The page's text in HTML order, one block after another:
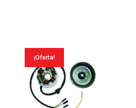
¡Oferta!